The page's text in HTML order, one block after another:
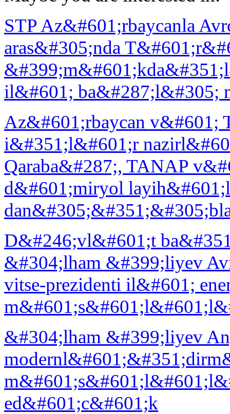
STP Az&#601;rbaycanla
aras&#305;nda
il&#601; ba&#287;l&#305;
Az&#601;rbaycan
i&#351;l&#601;r
Qaraba&#287;, TANAP
d&#601;miryol
D&#246;vl&#601;t
&#304;lham &#399;liyev
vitse-prezidenti il&#601;
&#304;lham &#399;liyev
ed&#601;c&#601;k